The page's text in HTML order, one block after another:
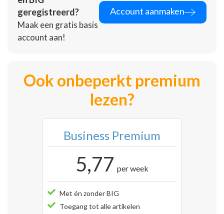
geregistreerd?
Maak een gratis basis
account aan!
Account aanmaken
Ook onbeperkt premium
lezen?
Business Premium
5,77 per week
Met én zonder BIG
Toegang tot alle artikelen